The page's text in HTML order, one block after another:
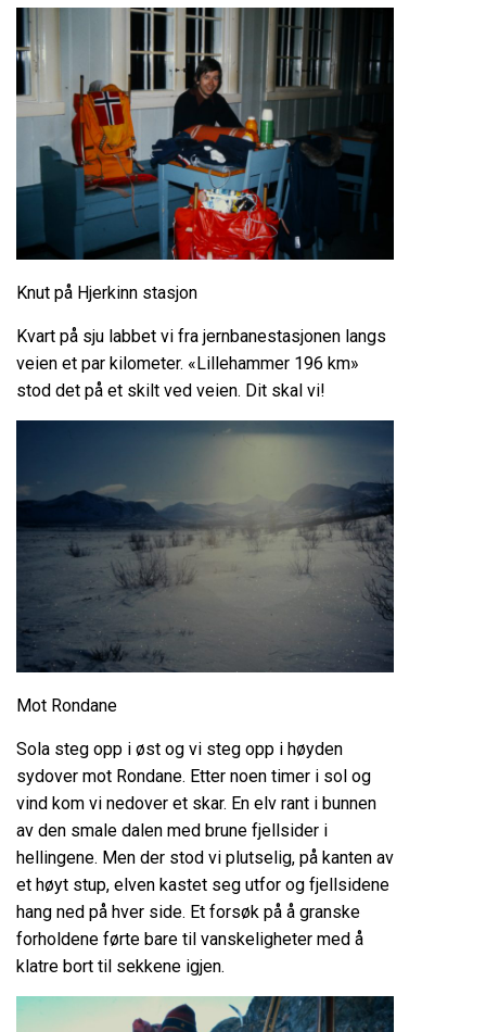
Knut på Hjerkinn stasjon
Kvart på sju labbet vi fra jernbanestasjonen langs
veien et par kilometer. «Lillehammer 196 km»
stod det på et skilt ved veien. Dit skal vi!
Mot Rondane
Sola steg opp i øst og vi steg opp i høyden
sydover mot Rondane. Etter noen timer i sol og
vind kom vi nedover et skar. En elv rant i bunnen
av den smale dalen med brune fjellsider i
hellingene. Men der stod vi plutselig, på kanten av
et høyt stup, elven kastet seg utfor og fjellsidene
hang ned på hver side. Et forsøk på å granske
forholdene førte bare til vanskeligheter med å
klatre bort til sekkene igjen.